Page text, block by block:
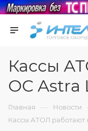
Кассы
ОС Astra
Главная — Новости
Кассы АТОЛ работают